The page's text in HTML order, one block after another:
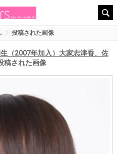
投稿された画像
（2007年加入）大家志津香、佐
稿された画像